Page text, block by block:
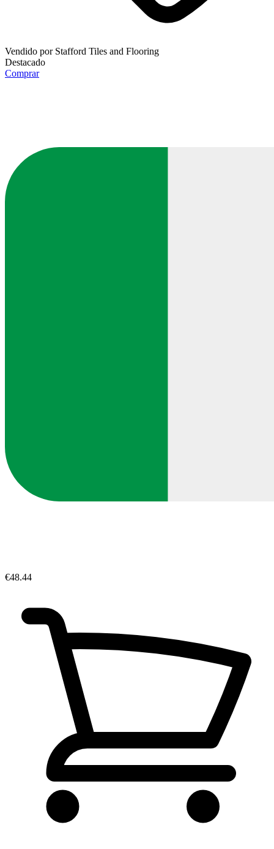
Vendido por Stafford Tiles and Flooring
Destacado
Comprar
€48.44